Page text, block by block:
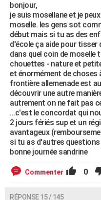
bonjour,
je suis mosellane et je
moselle. les gens sot
début mais si tu as des
d'école ça aide pour tisser
dans quel coin de moselle
chouettes - nature et
et énormément de choses
frontière allemenade est
découvrir une autre
autrement on ne fait pas
...c'est le concordat qui
2 jours fériés sup et un
avantageux
si tu as d'autres
bonne journée sandrine
Commenter 0
RÉPONSE 15 / 145